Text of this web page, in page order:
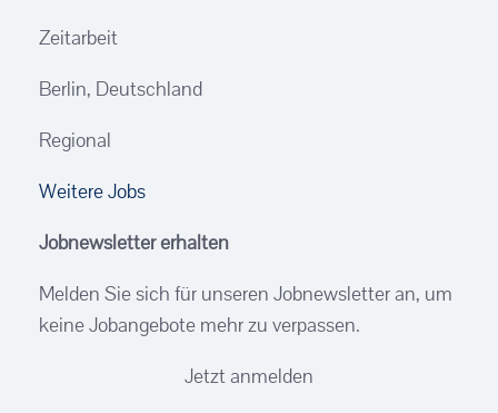
Zeitarbeit
Berlin, Deutschland
Regional
Weitere Jobs
Jobnewsletter erhalten
Melden Sie sich für unseren Jobnewsletter an, um
keine Jobangebote mehr zu verpassen.
Jetzt anmelden